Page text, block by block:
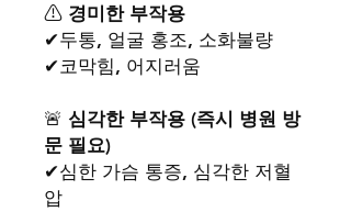
⚠ 경미한 부작용
✔두통, 얼굴 홍조, 소화불량
✔코막힘, 어지러움
🚨 심각한 부작용 (즉시 병원 방
문 필요)
✔심한 가슴 통증, 심각한 저혈
압